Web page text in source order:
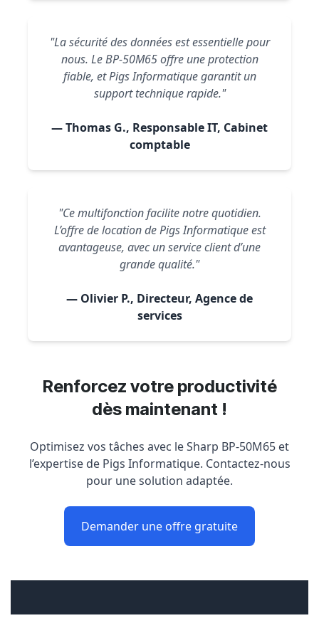
"La sécurité des données est essentielle pour
nous. Le BP-50M65 offre une protection
fiable, et Pigs Informatique garantit un
support technique rapide."
— Thomas G., Responsable IT, Cabinet
comptable
"Ce multifonction facilite notre quotidien.
L’offre de location de Pigs Informatique est
avantageuse, avec un service client d’une
grande qualité."
— Olivier P., Directeur, Agence de
services
Renforcez votre productivité
dès maintenant !
Optimisez vos tâches avec le Sharp BP-50M65 et
l’expertise de Pigs Informatique. Contactez-nous
pour une solution adaptée.
Demander une offre gratuite